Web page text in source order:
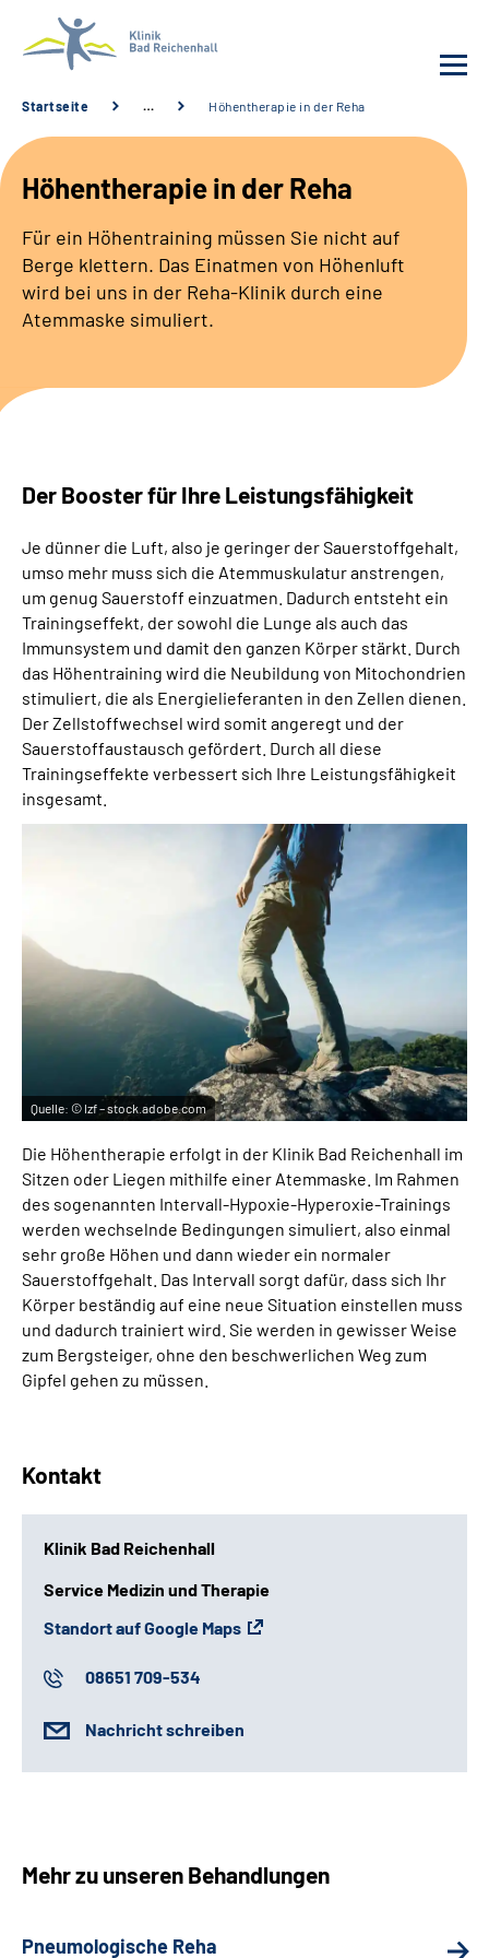
Behandlung
Klinik
Karriere
Häufige Fragen
Patienten-Log-in
Startseite … Höhentherapie in der Reha
Höhentherapie in der Reha
Für ein Höhentraining müssen Sie nicht auf
Berge klettern. Das Einatmen von Höhenluft
wird bei uns in der Reha-Klinik durch eine
Atemmaske simuliert.
Der Booster für Ihre Leistungsfähigkeit
Je dünner die Luft, also je geringer der Sauerstoffgehalt,
umso mehr muss sich die Atemmuskulatur anstrengen,
um genug Sauerstoff einzuatmen. Dadurch entsteht ein
Trainingseffekt, der sowohl die Lunge als auch das
Immunsystem und damit den ganzen Körper stärkt. Durch
das Höhentraining wird die Neubildung von Mitochondrien
stimuliert, die als Energielieferanten in den Zellen dienen.
Der Zellstoffwechsel wird somit angeregt und der
Sauerstoffaustausch gefördert. Durch all diese
Trainingseffekte verbessert sich Ihre Leistungsfähigkeit
insgesamt.
Quelle: © lzf – stock.adobe.com
Die Höhentherapie erfolgt in der Klinik Bad Reichenhall im
Sitzen oder Liegen mithilfe einer Atemmaske. Im Rahmen
des sogenannten Intervall-Hypoxie-Hyperoxie-Trainings
werden wechselnde Bedingungen simuliert, also einmal
sehr große Höhen und dann wieder ein normaler
Sauerstoffgehalt. Das Intervall sorgt dafür, dass sich Ihr
Körper beständig auf eine neue Situation einstellen muss
und dadurch trainiert wird. Sie werden in gewisser Weise
zum Bergsteiger, ohne den beschwerlichen Weg zum
Gipfel gehen zu müssen.
Kontakt
Klinik Bad Reichenhall
Service Medizin und Therapie
Standort auf Google Maps
08651 709-534
Nachricht schreiben
Mehr zu unseren Behandlungen
Pneumologische Reha